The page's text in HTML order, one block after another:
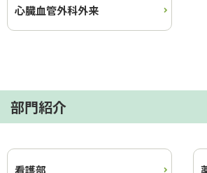
心臓血管外科外来
部門紹介
看護部